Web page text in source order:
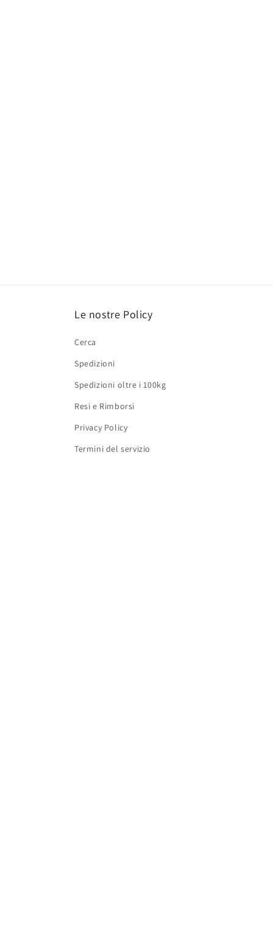
Le nostre Policy
Cerca
Spedizioni
Spedizioni oltre i 100kg
Resi e Rimborsi
Privacy Policy
Termini del servizio